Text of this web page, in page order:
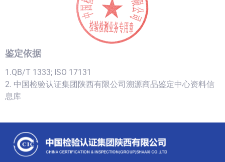
鉴定依据
1.QB/T 1333; ISO 17131
2. 中国检验认证集团陕西有限公司溯源商品鉴定中心资料信
息库